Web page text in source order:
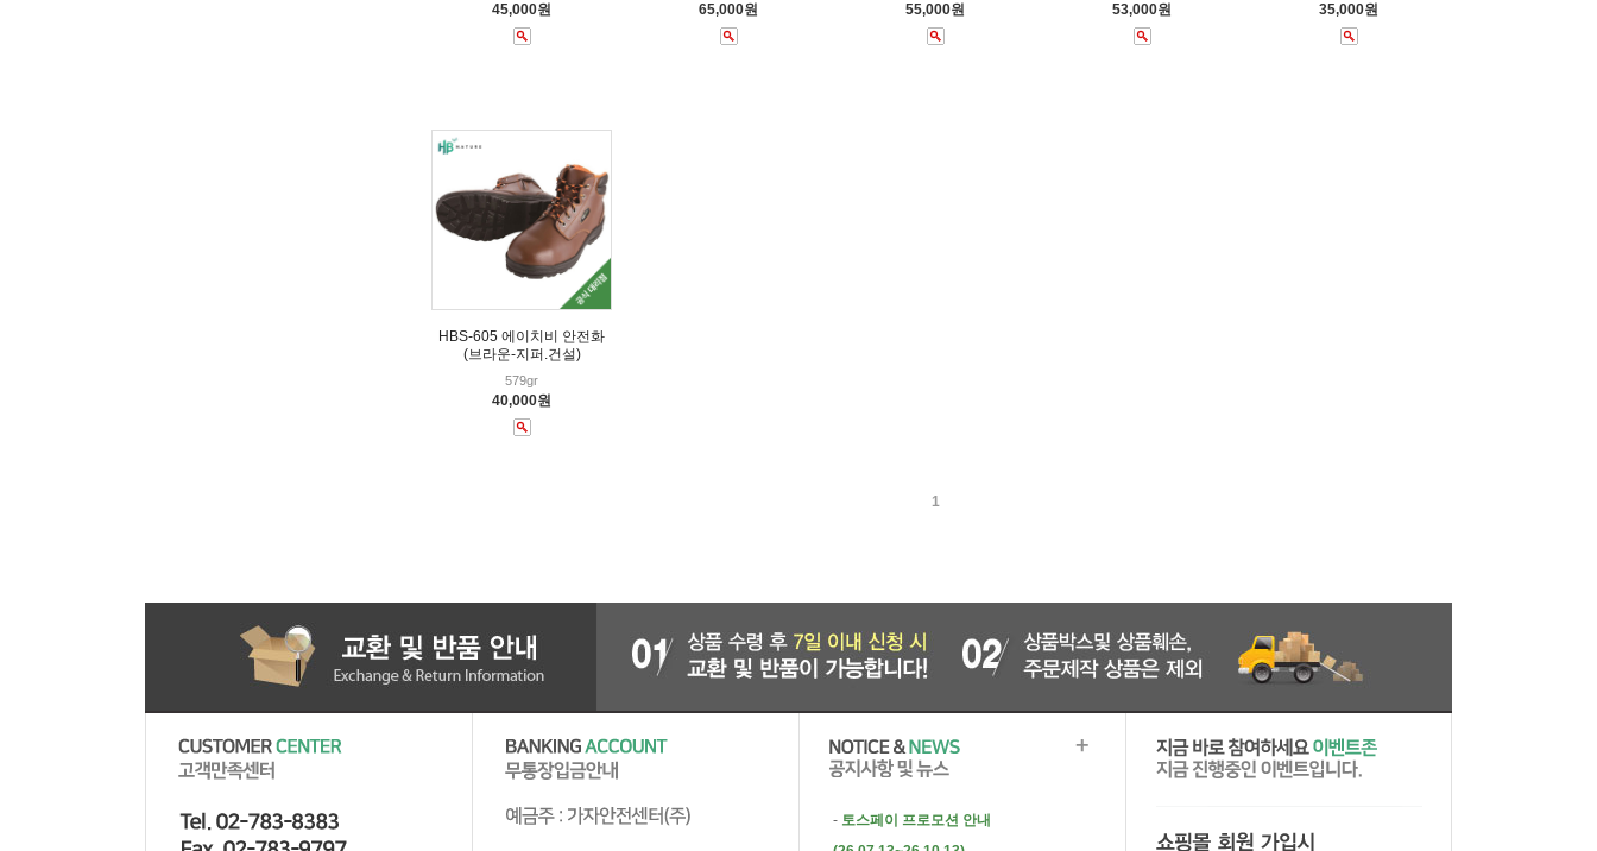
45,000원 65,000원 55,000원 53,000원 35,000원
HBS-605 에이치비 안전화
(브라운-지퍼.건설)
579gr
40,000원
1
- 토스페이 프로모션 안내